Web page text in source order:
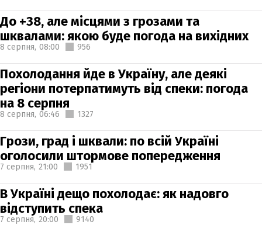
До +38, але місцями з грозами та
шквалами: якою буде погода на вихідних
8 серпня, 08:00 956
Похолодання йде в Україну, але деякі
регіони потерпатимуть від спеки: погода
на 8 серпня
8 серпня, 06:46 1327
Грози, град і шквали: по всій Україні
оголосили штормове попередження
7 серпня, 21:00 1951
В Україні дещо похолодає: як надовго
відступить спека
7 серпня, 20:00 9140